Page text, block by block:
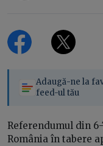
Adaugă-ne la
feed-ul tău
Referendumul din
România în tabere